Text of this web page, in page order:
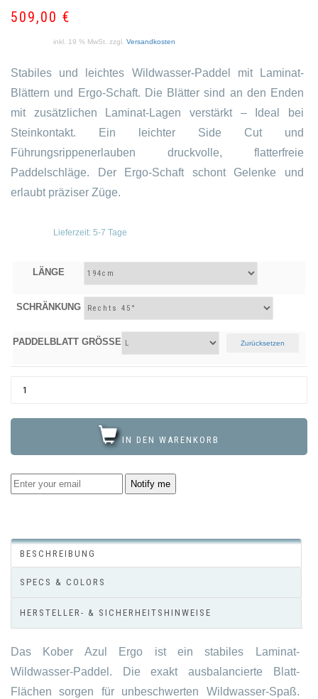
509,00 €
inkl. 19 % MwSt. zzgl. Versandkosten
Stabiles und leichtes Wildwasser-Paddel mit Laminat-
Blättern und Ergo-Schaft. Die Blätter sind an den Enden
mit zusätzlichen Laminat-Lagen verstärkt – Ideal bei
Steinkontakt. Ein leichter Side Cut und
Führungsrippenerlauben druckvolle, flatterfreie
Paddelschläge. Der Ergo-Schaft schont Gelenke und
erlaubt präziser Züge.
Lieferzeit: 5-7 Tage
LÄNGE
SCHRÄNKUNG
PADDELBLATT GRÖSSE Zurücksetzen
IN DEN WARENKORB
Notify me
BESCHREIBUNG
SPECS & COLORS
HERSTELLER- & SICHERHEITSHINWEISE
Das Kober Azul Ergo ist ein stabiles Laminat-
Wildwasser-Paddel. Die exakt ausbalancierte Blatt-
Flächen sorgen für unbeschwerten Wildwasser-Spaß.